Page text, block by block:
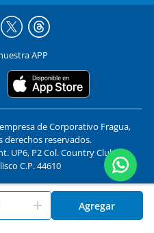
Agregar
APP
de Corporativo Fragua,
derechos reservados.
UP6, P2 Col. Country Club,
C.P. 44610
segura
Al utilizar
Aceptar